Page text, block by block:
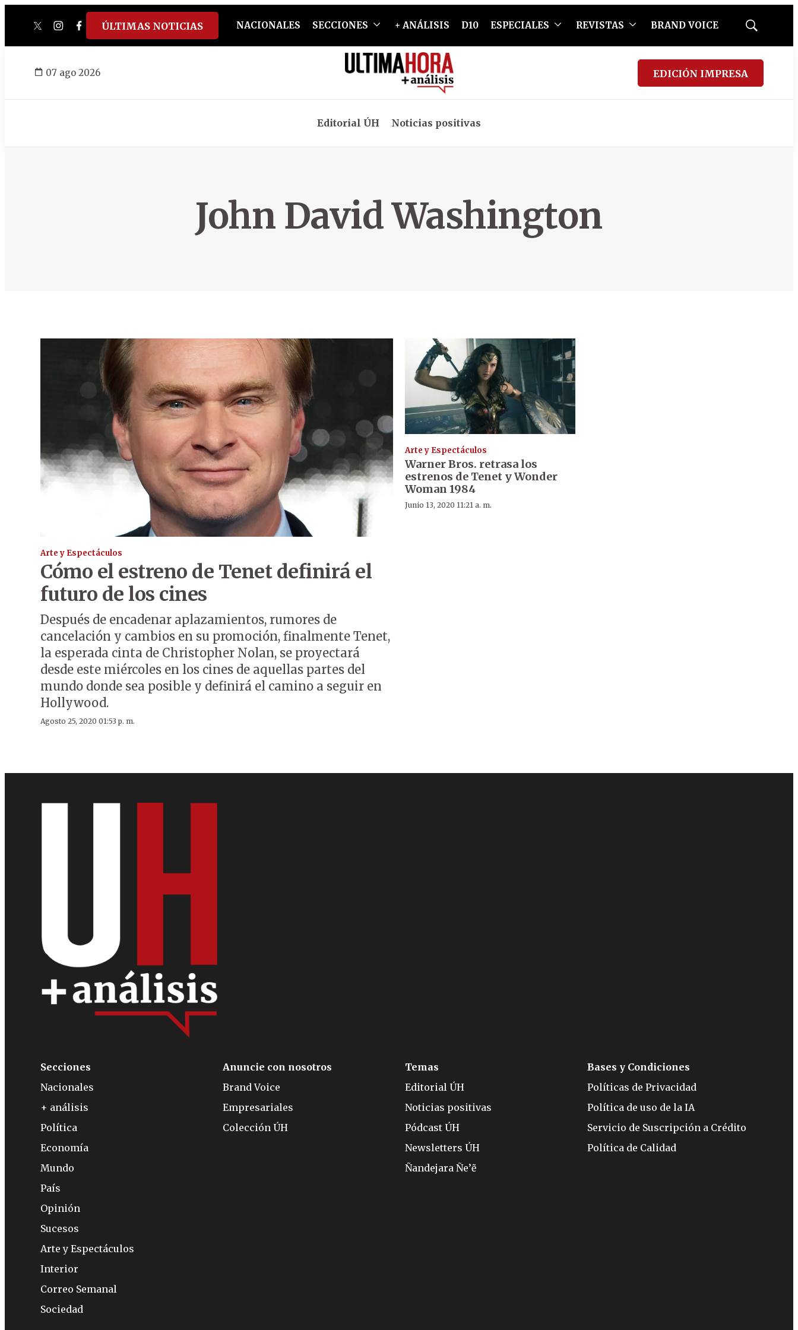
twitterinstagram
facebook
tiktokyoutube
spotify
ÚLTIMAS NOTICIAS NACIONALES SECCIONES + ANÁLISIS D10 ESPECIALES REVISTAS BRAND VOICE
Mostrar
07 ago 2026 EDICIÓN IMPRESA
Editorial ÚH Noticias positivas
John David Washington
Arte y Espectáculos
Cómo el estreno de Tenet definirá el
futuro de los cines
Después de encadenar aplazamientos, rumores de
cancelación y cambios en su promoción, finalmente Tenet,
la esperada cinta de Christopher Nolan, se proyectará
desde este miércoles en los cines de aquellas partes del
mundo donde sea posible y definirá el camino a seguir en
Hollywood.
Agosto 25, 2020 01:53 p. m.
Arte y Espectáculos
Warner Bros. retrasa los
estrenos de Tenet y Wonder
Woman 1984
Junio 13, 2020 11:21 a. m.
Secciones
Nacionales
+ análisis
Política
Economía
Mundo
País
Opinión
Sucesos
Arte y Espectáculos
Interior
Correo Semanal
Sociedad
Anuncie con nosotros
Brand Voice
Empresariales
Colección ÚH
Temas
Editorial ÚH
Noticias positivas
Pódcast ÚH
Newsletters ÚH
Ñandejara Ñe’ẽ
Bases y Condiciones
Políticas de Privacidad
Política de uso de la IA
Servicio de Suscripción a Crédito
Política de Calidad